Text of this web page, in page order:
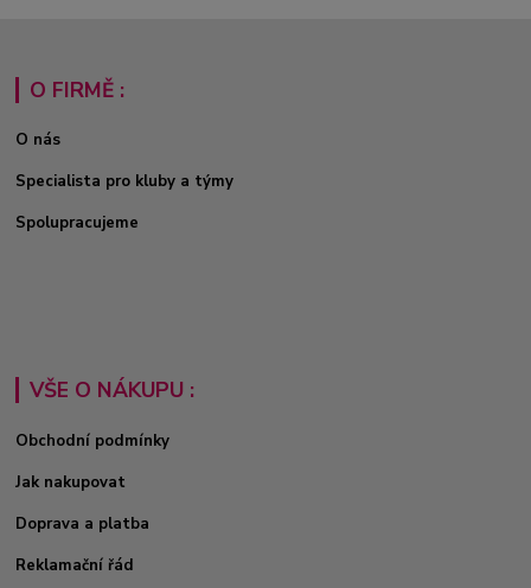
O FIRMĚ :
O nás
Specialista pro kluby a týmy
Spolupracujeme
VŠE O NÁKUPU :
Obchodní podmínky
Jak nakupovat
Doprava a platba
Reklamační řád